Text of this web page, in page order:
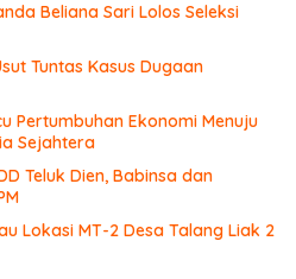
Beliana Sari Lolos Seleksi
Tuntas Kasus Dugaan
Pertumbuhan Ekonomi Menuju
Sejahtera
Teluk Dien, Babinsa dan
Lokasi MT-2 Desa Talang Liak 2